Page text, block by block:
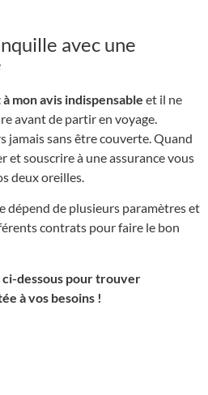
avec une
à mon avis indispensable et il ne
avant de partir en voyage.
jamais sans être couverte. Quand
et souscrire à une assurance vous
deux oreilles.
dépend de plusieurs paramètres et
contrats pour faire le bon
dessous pour trouver
à vos besoins !